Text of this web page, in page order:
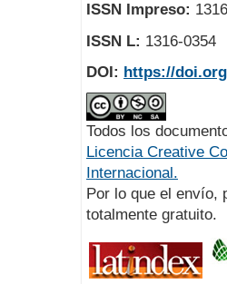
ISSN Impreso:
ISSN L: 1316-0354
DOI: https://
Todos los
Licencia Creative
Internacional.
Por lo que el envío,
totalmente gratuito.